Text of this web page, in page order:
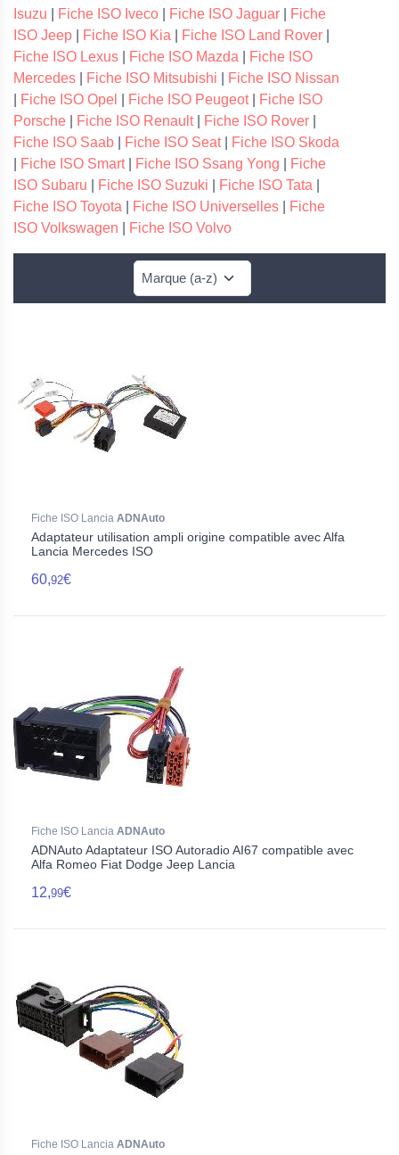
Isuzu
Fiche ISO Iveco Fiche ISO Jaguar
Fiche
ISO Jeep
Fiche ISO Kia Fiche ISO Land Rover
Fiche ISO Lexus
Fiche ISO Mazda
Fiche ISO
Mercedes
Fiche ISO Mitsubishi
Fiche ISO Nissan
Fiche ISO Opel Fiche ISO Peugeot|
Fiche ISO
Porsche
Fiche ISO Renault| Fiche ISO Rover
Fiche ISO Saab
Fiche ISO Seat|
Fiche ISO Skoda
Fiche ISO Smart| Fiche ISO Ssang Yong
Fiche
ISO Subaru
Fiche ISO Suzuki Fiche ISO Tata
Fiche ISO Toyota
Fiche ISO Universelles
Fiche
ISO Volkswagen
Fiche ISO Volvo
Fiche ISO Lancia ADNAuto
Adaptateur utilisation ampli origine compatible avec Alfa
Lancia Mercedes ISO
60,92€
Fiche ISO Lancia ADNAuto
ADNAuto Adaptateur ISO Autoradio AI67 compatible avec
Alfa Romeo Fiat Dodge Jeep Lancia
12,99€
Fiche ISO Lancia ADNAuto